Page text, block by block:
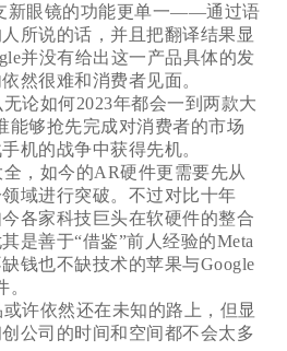
新眼镜的功能更单一——通过语
所说的话，并且把翻译结果显
并没有给出这一产品具体的发
然很难和消费者见面。
论如何2023年都会一到两款大
能够抢先完成对消费者的市场
机的战争中获得先机。
，如今的AR硬件更需要先从
域进行突破。不过对比十年
各家科技巨头在软硬件的整合
是善于“借鉴”前人经验的Meta
钱也不缺技术的苹果与Google
许依然还在未知的路上，但显
公司的时间和空间都不会太多